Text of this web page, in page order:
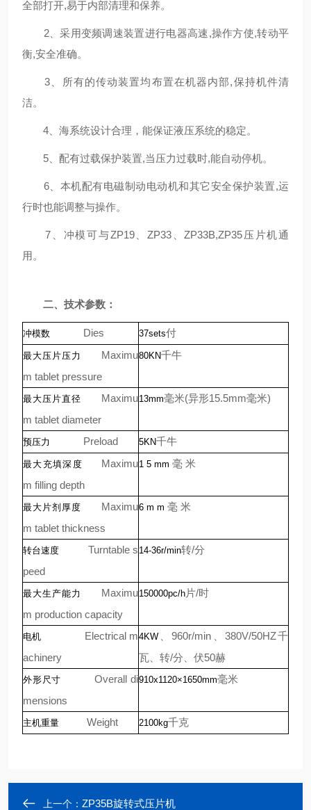
全部打开,易于内部清理和保养。
2、采用变频调速装置进行电器高速,操作方使,转动平
衡,安全准确。
3、所有的传动装置均布置在机器内部,保持机件清
洁。
4、海系统设计合理，能保证液压系统的稳定。
5、配有过载保护装置,当压力过载时,能自动停机。
6、本机配有电磁制动电动机和其它安全保护装置,运
行时也能调整与操作。
7、冲模可与ZP19、ZP33、ZP33B,ZP35压片机通
用。
二、技术参数：
冲模数 Dies 37sets付
最大压片压力
Maximu
m tablet pressure
80KN千牛
最大压片直径
Maximu
m tablet diameter
13mm毫米(异形15.5mm毫米)
预压力 Preload 5KN千牛
最大充填深度
Maximu
m filling depth
1 5 mm 毫 米
最大片剂厚度
Maximu
m tablet thickness
6 m m 毫 米
转台速度 Turntable s
peed
14-36r/min转/分
最大生产能力
Maximu
m production capacity
150000pc/h 片/时
电机 Electrical m
achinery
4KW 、960r/min 380V/50HZ千
瓦、转/分、伏50赫
外形尺寸 Overall di
mensions
910x1120×1650mm毫米
主机重量 Weight 2100kg千克
上一个： ZP35B旋转式压片机